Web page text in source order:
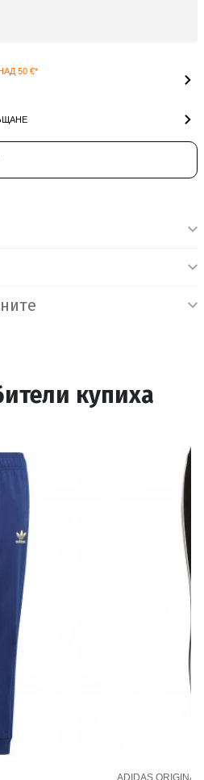
50 €*
купиха